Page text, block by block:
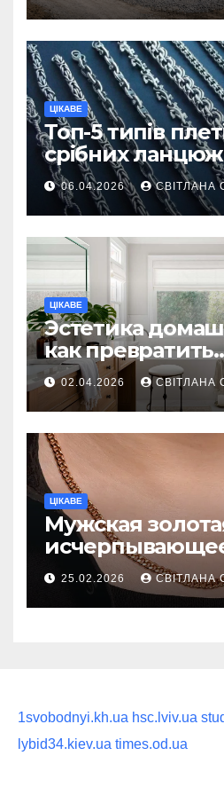
ЦІКАВЕ
Топ-5 типів
срібних
вважаються
06.04.2026 СВІТЛАНА
ЦІКАВЕ
Эстетика
как превратить
ежедневную
ритуал
02.04.2026 СВІТЛАНА
ЦІКАВЕ
Мужская
руководство по
статусного
25.02.2026 СВІТЛАНА
1svobodnyi.kh.ua hsc.lviv.ua
lybid34.kiev.ua times.od.ua